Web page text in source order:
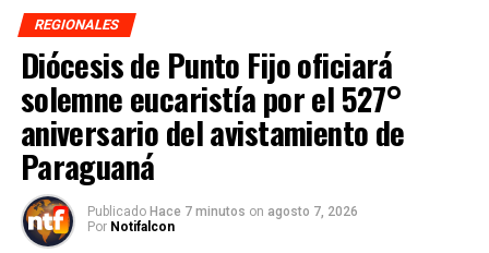
REGIONALES
Diócesis de Punto Fijo oficiará
solemne eucaristía por el 527°
aniversario del avistamiento de
Paraguaná
Publicado Hace 7 minutos on agosto 7, 2026
Por Notifalcon